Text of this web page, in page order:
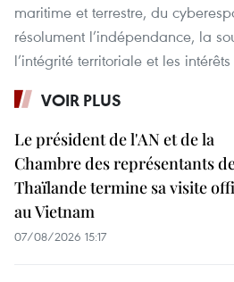
maritime et terrestre, du
résolument l’indépendance, la
l’intégrité territoriale et les
VOIR PLUS
Le président de l'AN et de la
Chambre des représentants
Thaïlande termine sa visite
au Vietnam
07/08/2026 15:17